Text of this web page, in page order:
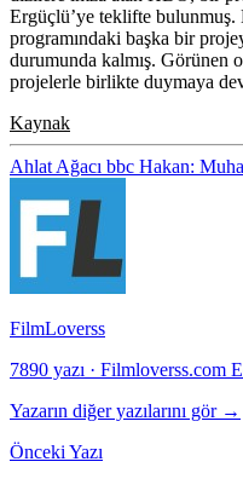
Ergüçlü’ye teklifte
programındaki başka bir
durumunda kalmış. Görünen
projelerle birlikte duymaya
Kaynak
Ahlat Ağacı bbc Hakan:
FilmLoverss
7890 yazı · Filmloverss.com
Yazarın diğer yazılarını gör →
Önceki Yazı